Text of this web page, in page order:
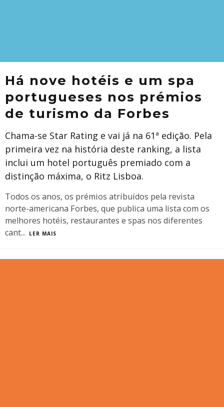
Há nove hotéis e um spa
portugueses nos prémios
de turismo da Forbes
Chama-se Star Rating e vai já na 61ª edição. Pela
primeira vez na história deste ranking, a lista
inclui um hotel português premiado com a
distinção máxima, o Ritz Lisboa.
​Todos os anos, os prémios atribuídos pela revista
norte-americana Forbes, que publica uma lista com os
melhores hotéis, restaurantes e spas nos diferentes
cant... LER MAIS